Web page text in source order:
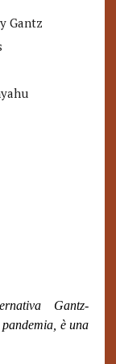
Gantz
Gantz-
è una